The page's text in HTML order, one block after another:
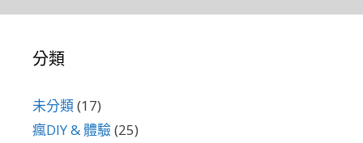
分類
未分類(17)
瘋DIY & 體驗(25)